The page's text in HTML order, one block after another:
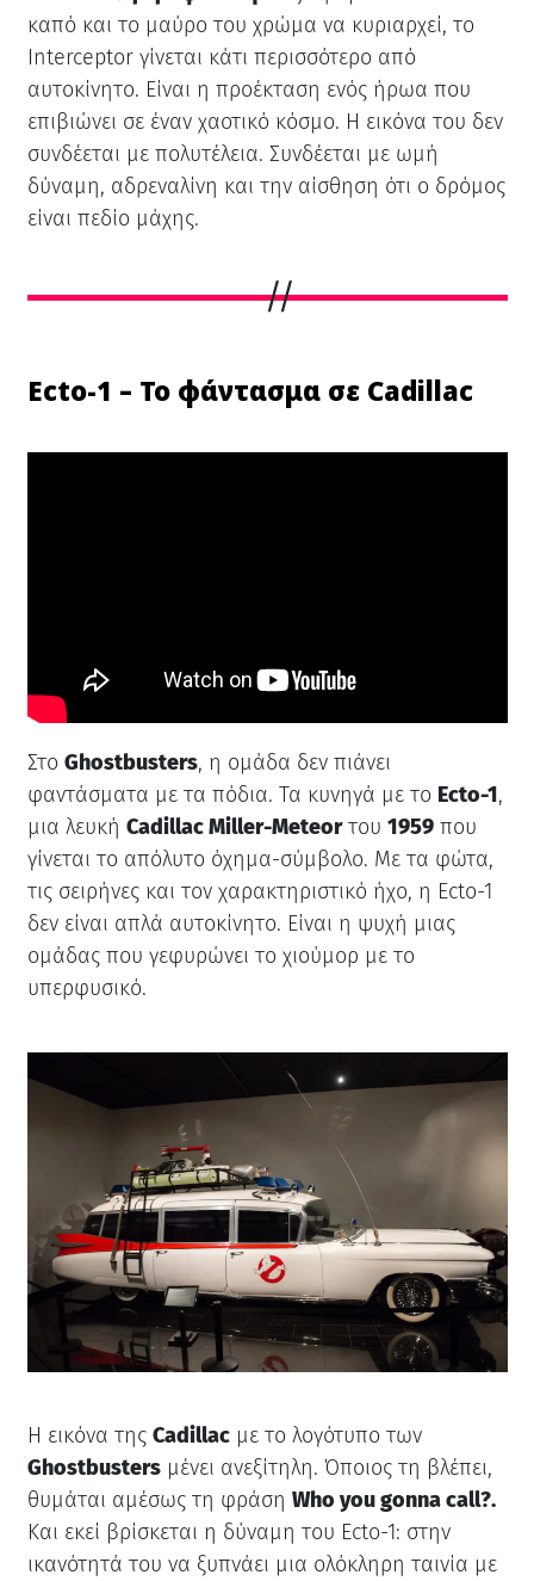
καπό και το μαύρο του χρώμα να κυριαρχεί, το
Interceptor γίνεται κάτι περισσότερο από
αυτοκίνητο. Είναι η προέκταση ενός ήρωα που
επιβιώνει σε έναν χαοτικό κόσμο. Η εικόνα του δεν
συνδέεται με πολυτέλεια. Συνδέεται με ωμή
δύναμη, αδρεναλίνη και την αίσθηση ότι ο δρόμος
είναι πεδίο μάχης.
Ecto-1 – Το φάντασμα σε Cadillac
Στο Ghostbusters, η ομάδα δεν πιάνει
φαντάσματα με τα πόδια. Τα κυνηγά με το Ecto-1,
μια λευκή Cadillac Miller-Meteorτου 1959που
γίνεται το απόλυτο όχημα-σύμβολο. Με τα φώτα,
τις σειρήνες και τον χαρακτηριστικό ήχο, η Ecto-1
δεν είναι απλά αυτοκίνητο. Είναι η ψυχή μιας
ομάδας που γεφυρώνει το χιούμορ με το
υπερφυσικό.
Η εικόνα της Cadillacμε το λογότυπο των
Ghostbustersμένει ανεξίτηλη. Όποιος τη βλέπει,
θυμάται αμέσως τη φράση Who you gonna call?.
Και εκεί βρίσκεται η δύναμη του Ecto-1: στην
ικανότητά του να ξυπνάει μια ολόκληρη ταινία με